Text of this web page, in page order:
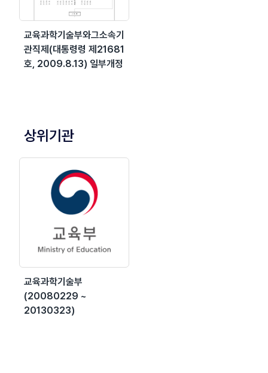
교육과학기술부와그소속기
관직제(대통령령 제21681
호, 2009.8.13) 일부개정
상위기관
교육과학기술부
(20080229 ~
20130323)